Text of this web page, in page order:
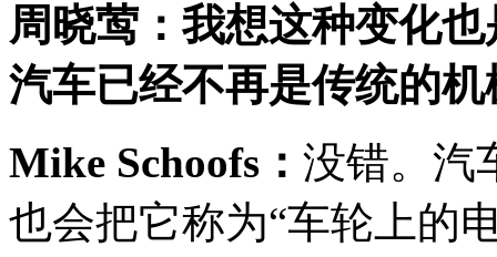
周晓莺：我想这种变化
汽车已经不再是传统的
Mike Schoofs ： 没错。汽
也会把它称为“车轮上的